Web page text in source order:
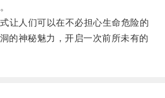
人们可以在不必担心生命危险的
的神秘魅力，开启一次前所未有的